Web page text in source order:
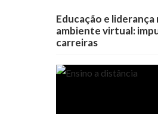
Educação e liderança
ambiente virtual:
carreiras